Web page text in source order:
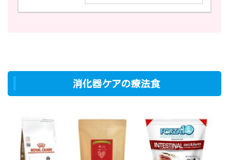
消化器ケアの療法食